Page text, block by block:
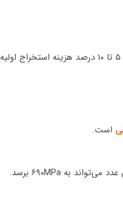
این خاصیت آلومینیوم به لحاظ اقتصادی نیز بسیار به صرفه است زیرا هزینه بازیافت آلومینیوم بین ۵ تا ۱۰ درصد هزینه استخراج اولیه
است.